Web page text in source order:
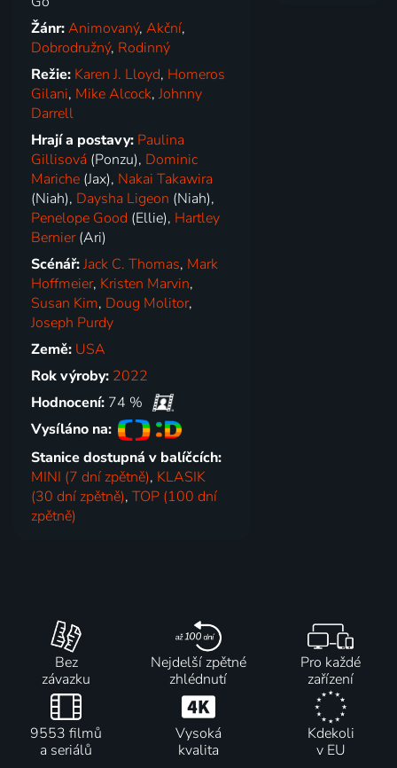
Žánr:Animovaný,Akční,
Dobrodružný, Rodinný
Režie: Karen J. Lloyd, Homeros
Gilani, Mike Alcock,Johnny
Darrell
Hrají a postavy: Paulina
Gillisová (Ponzu), Dominic
Mariche (Jax), Nakai Takawira
(Niah), Daysha Ligeon (Niah),
Penelope Good (Ellie), Hartley
Bernier(Ari)
Scénář:Jack C. Thomas, Mark
Hoffmeier, Kristen Marvin,
Susan Kim, Doug Molitor,
Joseph Purdy
Země: USA
Rok výroby: 2022
Hodnocení: 74 %
Vysíláno na:
Stanice dostupná v balíčcích:
MINI (7 dní zpětně), KLASIK
(30 dní zpětně),TOP (100 dní
zpětně)
Bez
závazku
Nejdelší zpětné
zhlédnutí
Pro každé
zařízení
9553 filmů
a seriálů
Vysoká
kvalita
Kdekoli
v EU